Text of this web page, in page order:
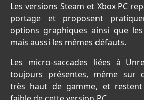
Les versions Steam et Xbox PC
portage et proposent
options graphiques ainsi que
mais aussi les mêmes défauts.
Les micro-saccades liées à
toujours présentes, même sur
très haut de gamme, et